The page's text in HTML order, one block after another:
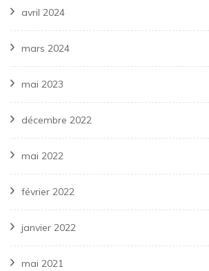
avril 2024
mars 2024
mai 2023
décembre 2022
mai 2022
février 2022
janvier 2022
mai 2021